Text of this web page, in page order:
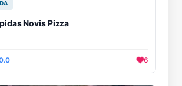
Novis Pizza
6